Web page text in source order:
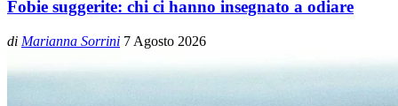
Fobie suggerite: chi ci hanno insegnato a odiare
di Marianna Sorrini 7 Agosto 2026